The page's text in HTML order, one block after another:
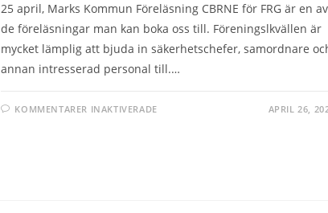
25 april, Marks Kommun Föreläsning CBRNE för FRG är en av
de föreläsningar man kan boka oss till. Föreningslkvällen är
mycket lämplig att bjuda in säkerhetschefer, samordnare
annan intresserad personal till.…
KOMMENTARER INAKTIVERADEFÖR APRIL 26,